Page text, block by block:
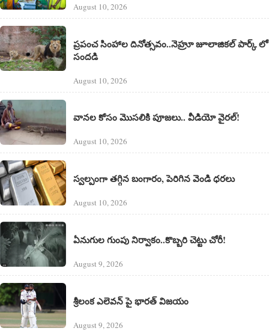
August 10, 2026
ప్రపంచ సింహాల దినోత్సవం..నెహ్రూ జూలాజికల్ పార్క్ లో
సందడి
August 10, 2026
వానల కోసం మొసలికి పూజలు.. వీడియో వైరల్!
August 10, 2026
స్వల్పంగా తగ్గిన బంగారం, పెరిగిన వెండి ధరలు
August 10, 2026
ఏనుగుల గుంపు నిర్వాకం..కొబ్బరి చెట్టు చోరీ!
August 9, 2026
శ్రీలంక ఎలెవన్‌ పై భారత్ విజయం
August 9, 2026